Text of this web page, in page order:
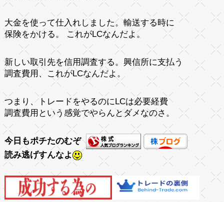
大金を使って仕入れしました。輸送する時に
保険をかける。 これがLCなんだよ。
新しい取引先を信用調査する。興信所に支払う
調査費用、これがLCなんだよ。
つまり、トレードをやるのにLCは必要経費
調査費用という感覚でやらんとダメなのさ。
今日もポチたのむぞ
読み逃げすんなよ